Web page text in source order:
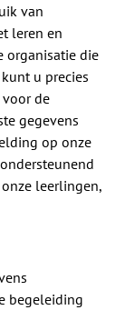
van
leren en
organisatie die
u precies
de
gegevens
op onze
leerlingen,
begeleiding